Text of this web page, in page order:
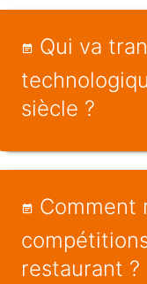
Qui va
siècle ?
Comment
restaurant ?